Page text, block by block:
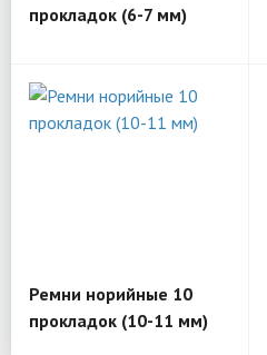
прокладок (6-7 мм)
Ремни норийные 10
прокладок (10-11 мм)